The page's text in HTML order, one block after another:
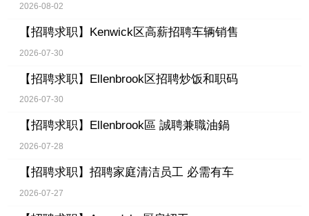
2026-08-02
【招聘求职】 Kenwick区高薪招聘车辆销售
2026-07-30
【招聘求职】 Ellenbrook区招聘炒饭和职码
2026-07-30
【招聘求职】 Ellenbrook區 誠聘兼職油鍋
2026-07-28
【招聘求职】 招聘家庭清洁员工 必需有车
2026-07-27